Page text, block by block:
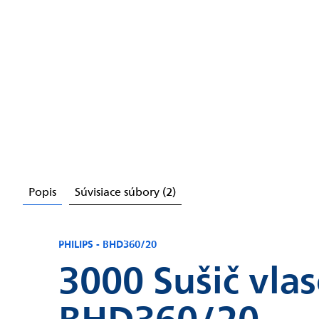
Popis Súvisiace súbory (2)
PHILIPS - BHD360/20
3000 Sušič